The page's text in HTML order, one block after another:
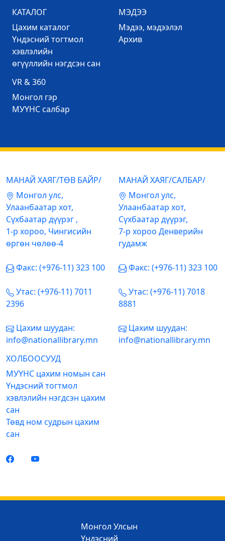
КАТАЛОГ
Цахим каталог
Үндэсний тогтмол
хэвлэлийн
өгүүллийн нэгдсэн сан
МЭДЭЭ
Mэдээ, мэдээлэл
Архив
VR & 360
Mонгол гэр
МУҮНС салбар
МАНАЙ ХАЯГ/ТӨВ БАЙР/
Mонгол улс,
Улаанбаатар хот,
Сүхбаатар дүүрэг ,
1-р хороо, Чингисийн
өргөн чөлөө-4
Факс: (+976-11) 323 100
Утас: (+976-11) 7011
2396
Цахим шуудан:
info@nationallibrary.mn
МАНАЙ ХАЯГ/САЛБАР/
Mонгол улс,
Улаанбаатар хот,
Сүхбаатар дүүрэг,
7-р хороо Денверийн
гудамж
Факс: (+976-11) 323 100
Утас: (+976-11) 7018
8881
Цахим шуудан:
info@nationallibrary.mn
ХОЛБООСУУД
МУҮНС цахим номын сан
Үндэсний тогтмол
хэвлэлийн нэгдсэн цахим
сан
Төвд ном судрын цахим
сан
Монгол Улсын
Үндэсний